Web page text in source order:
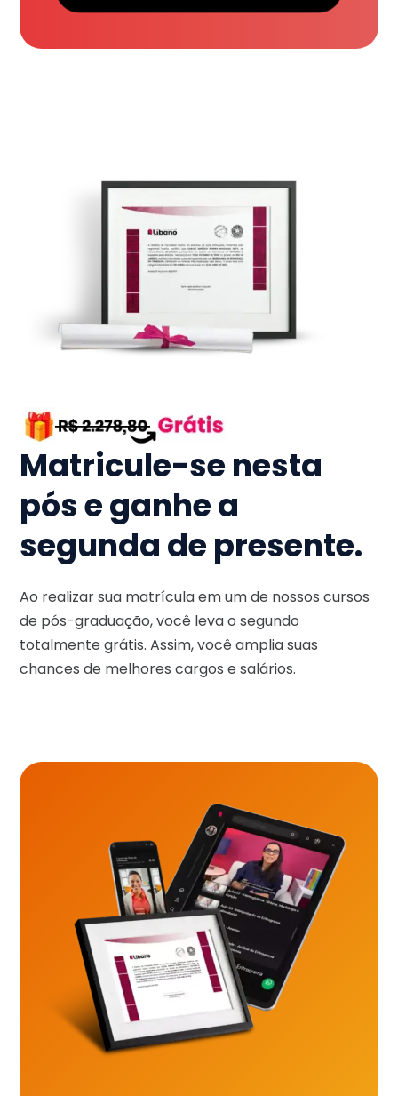
Matricule-se nesta
pós e ganhe a
segunda de presente.
Ao realizar sua matrícula em um de nossos cursos
de pós-graduação, você leva o segundo
totalmente grátis. Assim, você amplia suas
chances de melhores cargos e salários.